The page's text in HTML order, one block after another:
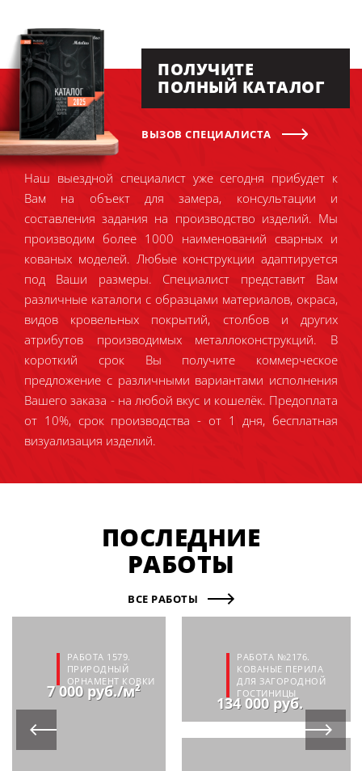
ПОЛУЧИТЕ
ПОЛНЫЙ КАТАЛОГ
ВЫЗОВ СПЕЦИАЛИСТА
Наш выездной специалист уже сегодня прибудет к
Вам на объект для замера, консультации и
составления задания на производство изделий. Мы
производим более 1000 наименований сварных и
кованых моделей. Любые конструкции адаптируется
под Ваши размеры. Специалист представит Вам
различные каталоги с образцами материалов, окраса,
видов кровельных покрытий, столбов и других
атрибутов производимых металлоконструкций. В
короткий срок Вы получите коммерческое
предложение с различными вариантами исполнения
Вашего заказа - на любой вкус и кошелёк. Предоплата
от 10%, срок производства - от 1 дня, бесплатная
визуализация изделий.
ПОСЛЕДНИЕ
РАБОТЫ
ВСЕ РАБОТЫ
РАБОТА 1579.
ПРИРОДНЫЙ
ОРНАМЕНТ КОВКИ
7 000 руб./м²
РАБОТА №2176.
КОВАНЫЕ ПЕРИЛА
ДЛЯ ЗАГОРОДНОЙ
ГОСТИНИЦЫ
134 000 руб.